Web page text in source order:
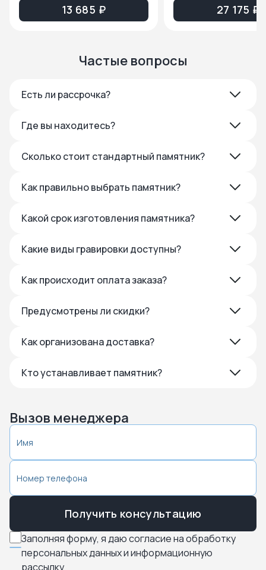
13 685 ₽ 27 175 ₽
Частые вопросы
Есть ли рассрочка?
Где вы находитесь?
Сколько стоит стандартный памятник?
Как правильно выбрать памятник?
Какой срок изготовления памятника?
Какие виды гравировки доступны?
Как происходит оплата заказа?
Предусмотрены ли скидки?
Как организована доставка?
Кто устанавливает памятник?
Вызов менеджера
Заполняя форму, я даю согласие на обработку
персональных данных и информационную
рассылку
Получить консультацию